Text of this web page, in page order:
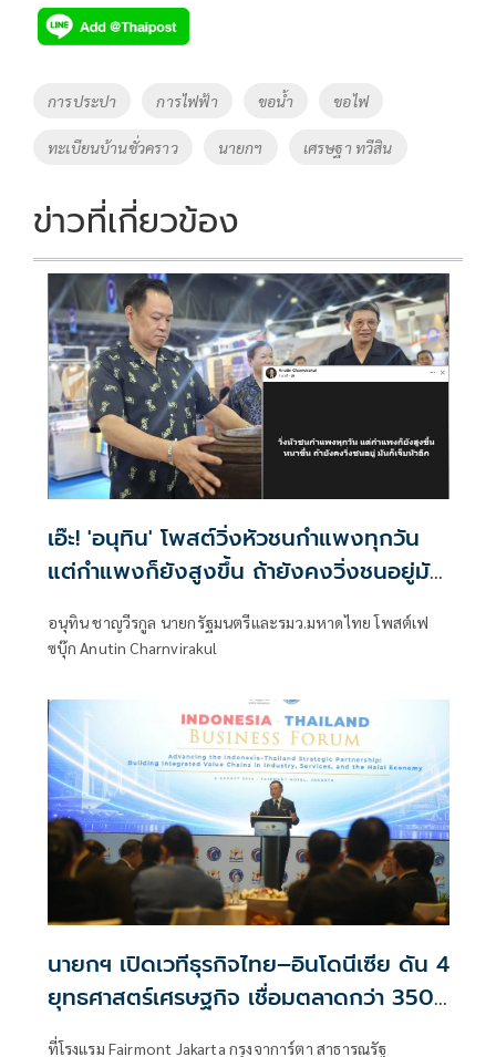
e
b
o
o
k
tt
er
p
y
Li
k
Tags
การประปา การไฟฟ้า ขอน้ำ ขอไฟ
ทะเบียนบ้านชั่วคราว นายกฯ เศรษฐา ทวีสิน
ข่าวที่เกี่ยวข้อง
เอ๊ะ! 'อนุทิน' โพสต์วิ่งหัวชนกำแพงทุกวัน
แต่กำแพงก็ยังสูงขึ้น ถ้ายังคงวิ่งชนอยู่มัน
อนุทิน ชาญวีรกูล นายกรัฐมนตรีและรมว.มหาดไทย โพสต์เฟ
ซบุ๊ก Anutin Charnvirakul
นายกฯ เปิดเวทีธุรกิจไทย–อินโดนีเซีย ดัน 4
ยุทธศาสตร์เศรษฐกิจ เชื่อมตลาดกว่า 350
ล้านคน
ที่โรงแรม Fairmont Jakarta กรุงจาการ์ตา สาธารณรัฐ